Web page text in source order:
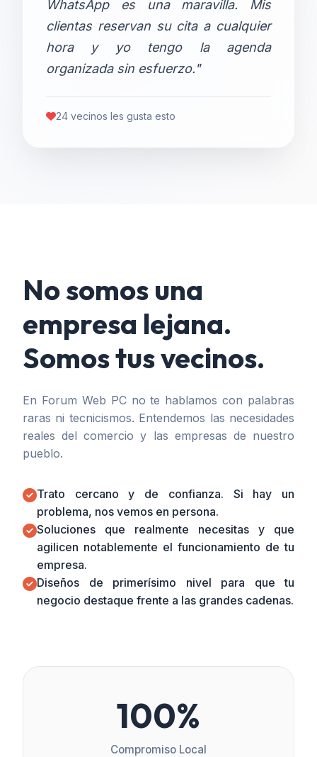
WhatsApp es una maravilla. Mis
clientas reservan su cita a cualquier
hora y yo tengo la agenda
organizada sin esfuerzo."
24 vecinos les gusta esto
No somos una
empresa lejana.
Somos tus vecinos.
En Forum Web PC no te hablamos con palabras
raras ni tecnicismos. Entendemos las necesidades
reales del comercio y las empresas de nuestro
pueblo.
Trato cercano y de confianza. Si hay un
problema, nos vemos en persona.
Soluciones que realmente necesitas y que
agilicen notablemente el funcionamiento de tu
empresa.
Diseños de primerísimo nivel para que tu
negocio destaque frente a las grandes cadenas.
100%
Compromiso Local